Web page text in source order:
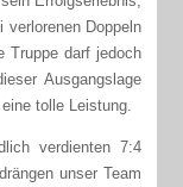
verlorenen Doppeln
Truppe darf jedoch
Ausgangslage
tolle Leistung.
verdienten 7:4
unser Team